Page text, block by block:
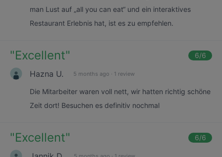
man Lust auf „all you can eat“ und ein interaktives
Restaurant Erlebnis hat, ist es zu empfehlen.
"Excellent" 6/6
Hazna U. 5 months ago · 1 review
Die Mitarbeiter waren voll nett, wir hatten richtig schöne
Zeit dort! Besuchen es definitiv nochmal
"Excellent" 6/6